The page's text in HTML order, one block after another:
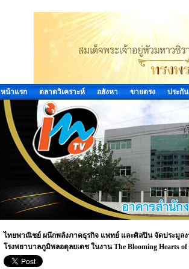
หน้าแรก ตลาดวิเคราะห์ อสังหา ขายตรง ประกัน
ไทยพาณิชย์ ผนึกพลังภาคธุรกิจ แพทย์ และศิลปิน จัดประมูล
โรงพยาบาลภูมิพลอดุลยเดช ในงาน The Blooming Hearts